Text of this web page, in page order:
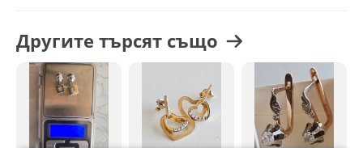
Другите търсят също